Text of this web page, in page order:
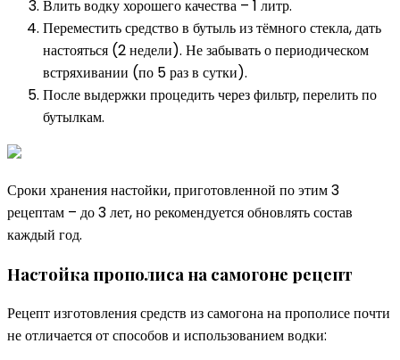
Влить водку хорошего качества – 1 литр.
Переместить средство в бутыль из тёмного стекла, дать
настояться (2 недели). Не забывать о периодическом
встряхивании (по 5 раз в сутки).
После выдержки процедить через фильтр, перелить по
бутылкам.
Сроки хранения настойки, приготовленной по этим 3
рецептам – до 3 лет, но рекомендуется обновлять состав
каждый год.
Настойка прополиса на самогоне рецепт
Рецепт изготовления средств из самогона на прополисе почти
не отличается от способов и использованием водки: